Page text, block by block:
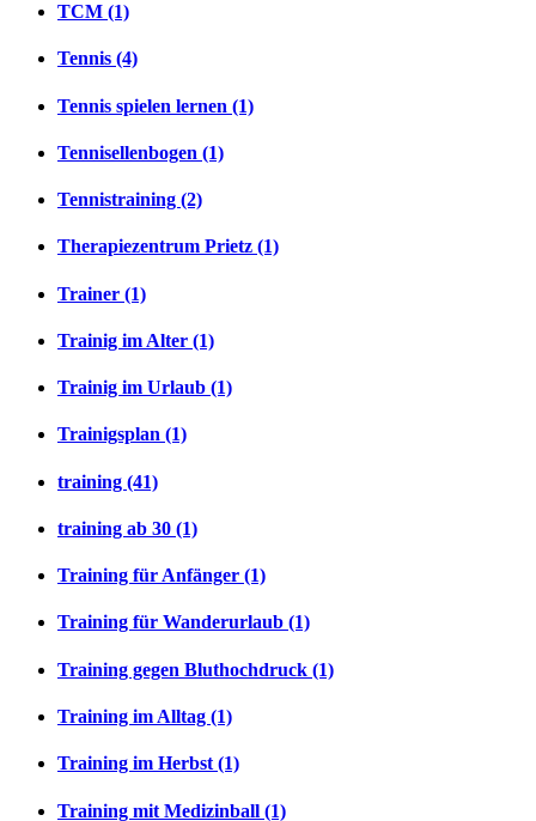
TCM (1)
Tennis (4)
Tennis spielen lernen (1)
Tennisellenbogen (1)
Tennistraining (2)
Therapiezentrum Prietz (1)
Trainer (1)
Trainig im Alter (1)
Trainig im Urlaub (1)
Trainigsplan (1)
training (41)
training ab 30 (1)
Training für Anfänger (1)
Training für Wanderurlaub (1)
Training gegen Bluthochdruck (1)
Training im Alltag (1)
Training im Herbst (1)
Training mit Medizinball (1)